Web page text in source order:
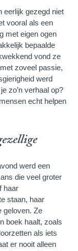
eerlijk gezegd niet
vooral als een
met eigen ogen
bepaalde
vond ze
zoveel passie,
werd
zo’n verhaal op?
echt helpen
werd een
die veel groter
haar
staan, haar
geloven. Ze
boek haalt, zoals
als iets
er nooit alleen